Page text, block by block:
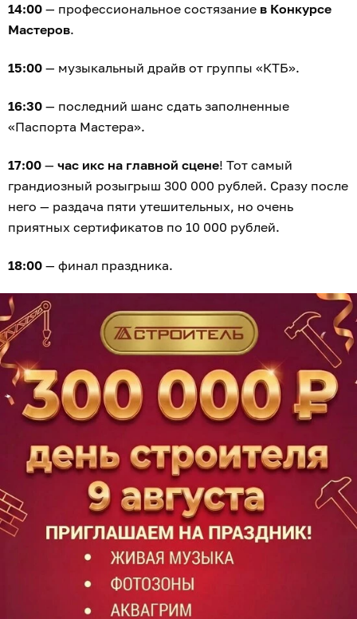
14:00 — профессиональное состязание в Конкурсе
Мастеров.
15:00 — музыкальный драйв от группы «КТБ».
16:30 — последний шанс сдать заполненные
«Паспорта Мастера».
17:00 — час икс на главной сцене! Тот самый
грандиозный розыгрыш 300 000 рублей. Сразу после
него — раздача пяти утешительных, но очень
приятных сертификатов по 10 000 рублей.
18:00 — финал праздника.